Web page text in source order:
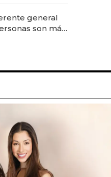
apertura
general
son más